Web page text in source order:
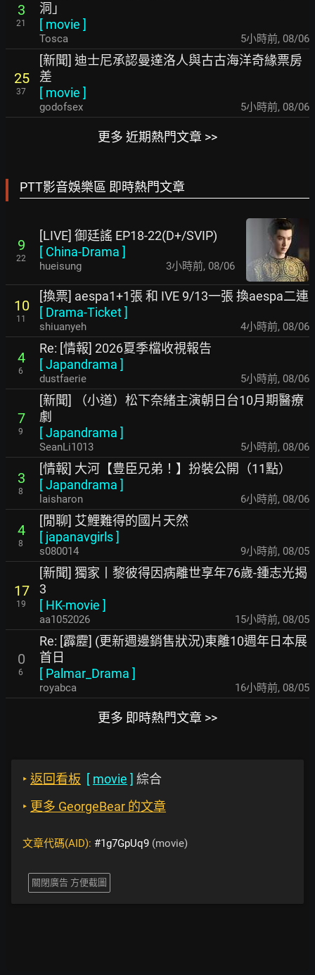
3
21
洞」
[ movie ]
Tosca 5小時前, 08/06
25
37
[新聞] 迪士尼承認曼達洛人與古古海洋奇緣票房
差
[ movie ]
godofsex 5小時前, 08/06
更多 近期熱門文章 >>
PTT影音娛樂區 即時熱門文章
9
22
[LIVE] 御廷謠 EP18-22(D+/SVIP)
[ China-Drama ]
hueisung 3小時前, 08/06
10
11
[換票] aespa1+1張 和 IVE 9/13一張 換aespa二連
[ Drama-Ticket]
shiuanyeh 4小時前, 08/06
4
6
Re: [情報] 2026夏季檔收視報告
[Japandrama ]
dustfaerie 5小時前, 08/06
7
9
[新聞] （小道）松下奈緒主演朝日台10月期醫療
劇
[Japandrama ]
SeanLi1013 5小時前, 08/06
3
8
[情報] 大河【豊臣兄弟！】扮裝公開（11點）
[Japandrama ]
laisharon 6小時前, 08/06
4
8
[閒聊] 艾鯉難得的國片天然
[ japanavgirls]
s080014 9小時前, 08/05
17
19
[新聞] 獨家丨黎彼得因病離世享年76歲-鍾志光揭
3
[ HK-movie ]
aa1052026 15小時前, 08/05
0
6
Re: [霹靂] (更新週邊銷售狀況)東離10週年日本展
首日
[ Palmar_Drama ]
royabca 16小時前, 08/05
更多 即時熱門文章 >>
‣ 返回看板 [ movie ] 綜合
‣ 更多 GeorgeBear 的文章
文章代碼(AID): #1g7GpUq9 (movie)
關閉廣告 方便截圖